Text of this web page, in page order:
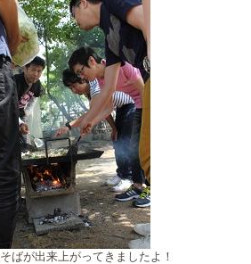
ばが出来上がってきましたよ！